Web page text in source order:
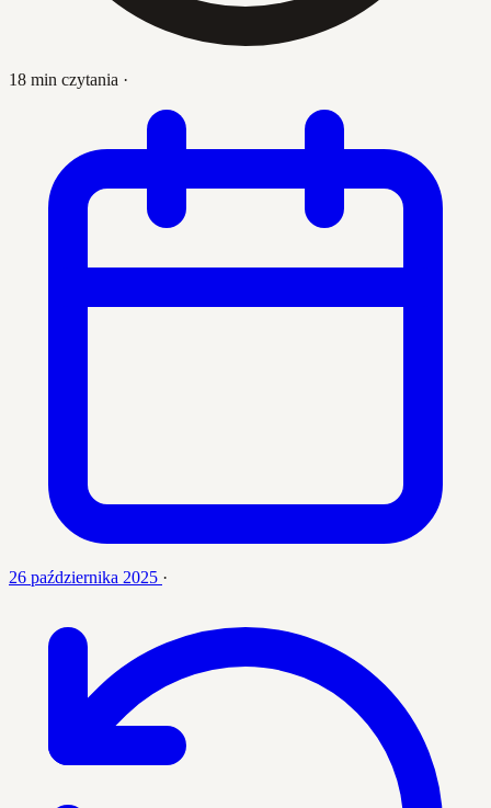
18 min czytania ·
26 października 2025 ·